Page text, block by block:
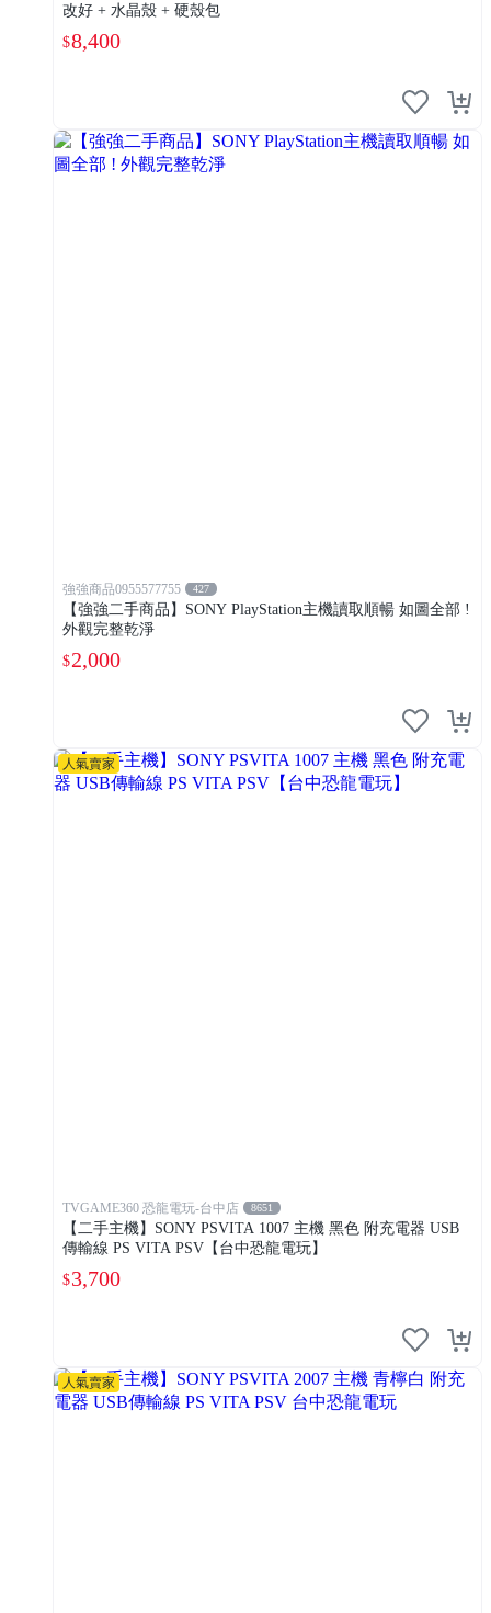
改好 + 水晶殼 + 硬殼包
$8,400
強強商品0955577755 427
【強強二手商品】SONY PlayStation主機讀取順暢 如圖全部 !
外觀完整乾淨
$2,000
人氣賣家
TVGAME360 恐龍電玩-台中店 8651
【二手主機】SONY PSVITA 1007 主機 黑色 附充電器 USB
傳輸線 PS VITA PSV【台中恐龍電玩】
$3,700
人氣賣家